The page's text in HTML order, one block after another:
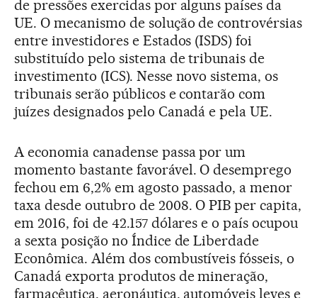
de pressões exercidas por alguns países da
UE. O mecanismo de solução de controvérsias
entre investidores e Estados (ISDS) foi
substituído pelo sistema de tribunais de
investimento (ICS). Nesse novo sistema, os
tribunais serão públicos e contarão com
juízes designados pelo Canadá e pela UE.
A economia canadense passa por um
momento bastante favorável. O desemprego
fechou em 6,2% em agosto passado, a menor
taxa desde outubro de 2008. O PIB per capita,
em 2016, foi de 42.157 dólares e o país ocupou
a sexta posição no Índice de Liberdade
Econômica. Além dos combustíveis fósseis, o
Canadá exporta produtos de mineração,
farmacêutica, aeronáutica, automóveis leves e